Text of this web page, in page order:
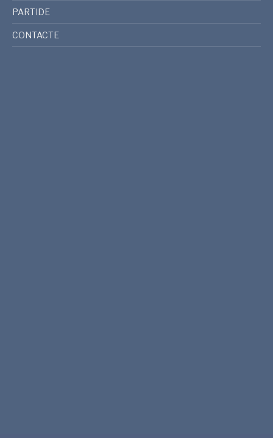
PARTIDE
CONTACTE